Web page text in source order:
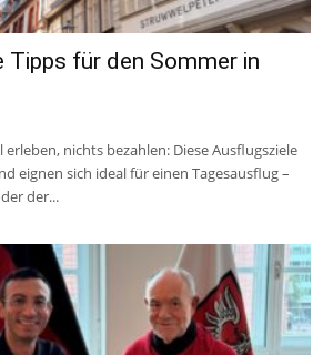
für den Sommer in
erleben, nichts bezahlen: Diese Ausflugsziele
eignen sich ideal für einen Tagesausflug –
der...